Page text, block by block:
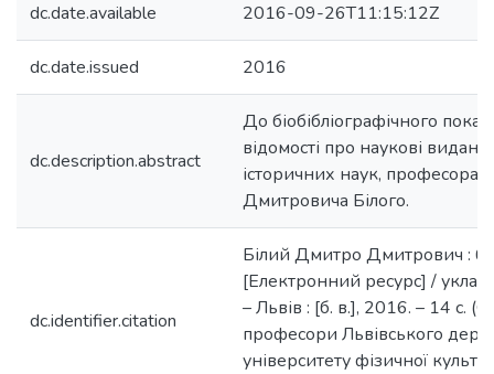
dc.date.available 2016-09-26T11:15:12Z
dc.date.issued 2016
dc.description.abstract
До біобібліографічного
відомості про наукові
історичних наук, професора
Дмитровича Білого.
dc.identifier.citation
Білий Дмитро Дмитрович :
[Електронний ресурс] / уклад.
– Львів : [б. в.], 2016. – 14 с.
професори Львівського
університету фізичної